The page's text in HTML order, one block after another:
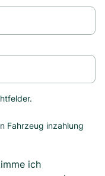
Fahrzeug inzahlung
ich